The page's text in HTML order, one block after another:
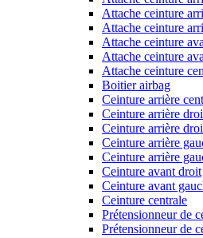
Attache ceinture
Attache ceinture
Attache ceinture
Attache ceinture
Attache ceinture
Boitier airbag
Ceinture arrière
Ceinture arrière
Ceinture arrière
Ceinture arrière
Ceinture arrière
Ceinture avant droit
Ceinture avant
Ceinture centrale
Prétensionneur de
Prétensionneur de